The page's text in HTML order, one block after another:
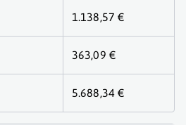
1.138,57 €
363,09 €
5.688,34 €